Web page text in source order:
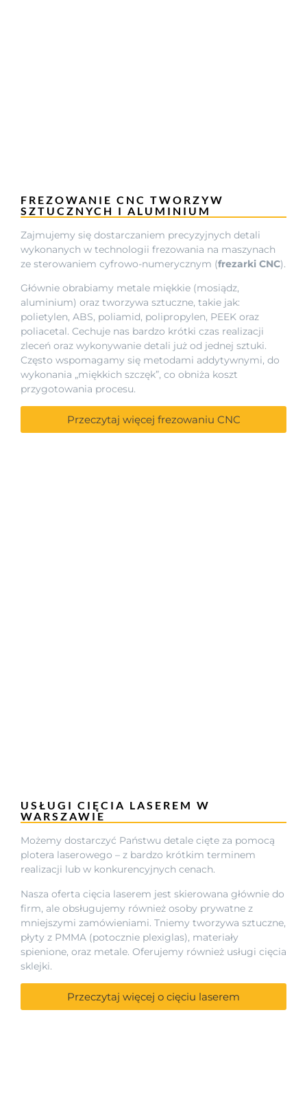
FREZOWANIE CNC TWORZYW
SZTUCZNYCH I ALUMINIUM
Zajmujemy się dostarczaniem precyzyjnych detali
wykonanych w technologii frezowania na maszynach
ze sterowaniem cyfrowo-numerycznym (frezarki CNC).
Głównie obrabiamy metale miękkie (mosiądz,
aluminium) oraz tworzywa sztuczne, takie jak:
polietylen, ABS, poliamid, polipropylen, PEEK oraz
poliacetal. Cechuje nas bardzo krótki czas realizacji
zleceń oraz wykonywanie detali już od jednej sztuki.
Często wspomagamy się metodami addytywnymi, do
wykonania „miękkich szczęk”, co obniża koszt
przygotowania procesu.
Przeczytaj więcej frezowaniu CNC
USŁUGI CIĘCIA LASEREM W
WARSZAWIE
Możemy dostarczyć Państwu detale cięte za pomocą
plotera laserowego – z bardzo krótkim terminem
realizacji lub w konkurencyjnych cenach.
Nasza oferta cięcia laserem jest skierowana głównie do
firm, ale obsługujemy również osoby prywatne z
mniejszymi zamówieniami. Tniemy tworzywa sztuczne,
płyty z PMMA (potocznie plexiglas), materiały
spienione, oraz metale. Oferujemy również usługi cięcia
sklejki.
Przeczytaj więcej o cięciu laserem